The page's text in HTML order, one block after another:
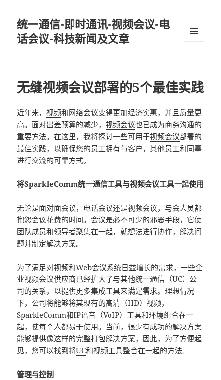
统一通信-即时通讯-视频会议-电
话会议-科技新闻及文章
无缝视频会议部署的5个最佳实践
近年来，视频和网络会议变得更加经济实惠，并且质量更
高。面对出差预算的减少，视频会议也已成为商务沟通的
重要方法。在这里，我将探讨一些可用于视频会议部署的
最佳实践，以确保您的员工拥有与客户，其他员工和同事
进行交流的可靠方式。
将SparkleComm统一通信工具与视频会议工具一起使用
无论是面对面会议， 电话会议还是视频会议，与会人员都
抱怨会议花费的时间。会议是必不可少的邪恶手段，它使
团队成员和领导者聚集在一起，就想法进行协作，解决问
题并制定解决方案。
为了满足对视频和Web会议系统日益增长的需求，一些企
业视频会议供应商已经扩大了与其他统一通信（UC） 公
司的关系，以提供更多集成工具来满足需求。理想情况
下，公司将能够将其现有的高清（HD）视频，
SparkleComm和IP语音（VoIP） 工具和环境组合在一
起，使每个人都易于使用。当前，很少有成功的解决方案
能够提供像这样的完整打包解决方案，因此，为了方便起
见，您可以找到将UC和视频工具整合在一起的方法。
管理与控制